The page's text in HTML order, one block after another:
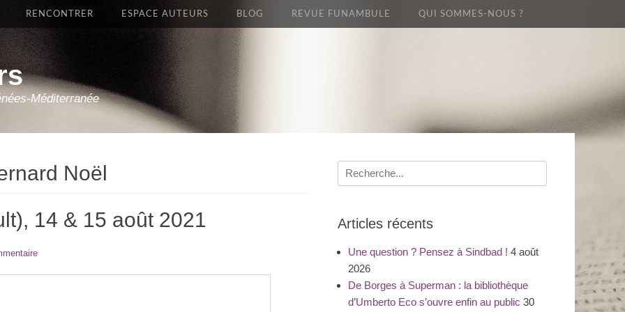
Méditerranée
RENCONTRER ESPACE AUTEURS BLOG REVUE FUNAMBULE QUI SOMMES-NOUS ?
Noël
14 & 15 août 2021
Recherche
pour
Articles récents
Une question ? Pensez à Sindbad ! 4 août
2026
De Borges à Superman : la bibliothèque
d’Umberto Eco s’ouvre enfin au public 30